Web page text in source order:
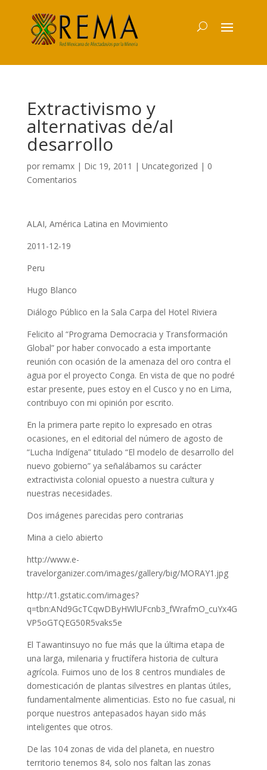
Extractivismo y
alternativas de/al
desarrollo
por remamx| Dic 19, 2011 | Uncategorized | 0
Comentarios
ALAI, América Latina en Movimiento
2011-12-19
Peru
Hugo Blanco
Diálogo Público en la Sala Carpa del Hotel Riviera
Felicito al “Programa Democracia y Transformación
Global” por haber convocado a esta importante
reunión con ocasión de la amenaza del oro contra el
agua por el proyecto Conga. En vista de que no podré
estar presente, pues estoy en el Cusco y no en Lima,
contribuyo con mi opinión por escrito.
En la primera parte repito lo expresado en otras
ocasiones, en el editorial del número de agosto de
“Lucha Indígena” titulado “El modelo de desarrollo del
nuevo gobierno” ya señalábamos su carácter
extractivista colonial opuesto a nuestra cultura y
nuestras necesidades.
Dos imágenes parecidas pero contrarias
Mina a cielo abierto
http://www.e-
travelorganizer.com/images/gallery/big/MORAY1.jpg
http://t1.gstatic.com/images?
q=tbn:ANd9GcTCqwDByHWlUFcnb3_fWrafmO_cuYx4G
VP5oGTQEG50R5vaks5e
El Tawantinsuyo no fue más que la última etapa de
una larga, milenaria y fructífera historia de cultura
agrícola. Fuimos uno de los 8 centros mundiales de
domesticación de plantas silvestres en plantas útiles,
fundamentalmente alimenticias. Esto no fue casual, ni
porque nuestros antepasados hayan sido más
inteligentes que otros.
De las 104 zonas de vida del planeta, en nuestro
territorio tenemos 84, solo nos faltan las zonas